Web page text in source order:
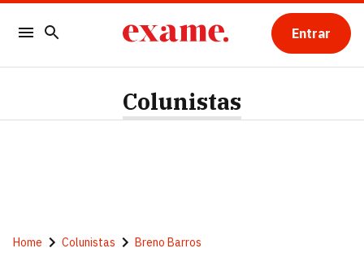
Entrar
Colunistas
Home Colunistas Breno Barros